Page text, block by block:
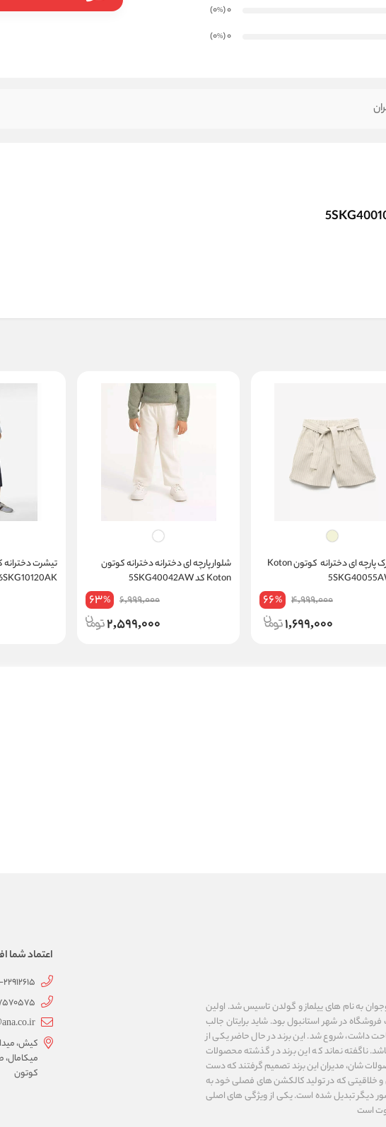
0
(0
%
)
0
(0
%
)
شلوارک پارچه ای دخترانه کوتون Koton
4,999,000
66%
1,699,000
شلوار پارچه ای دخترانه دخترانه کوتون
Koton کد 5SKG40042AW
6,999,000
63%
2,599,000
6SKG10120AK
با سرمایه گذاری دوجوان به نام های ییلماز و گولدن تاسیس شد. اولین
در شهر استانبول بود. شاید برایتان جالب
فروشگاه کوچک که تنها ۲۵ متر مربع مساحت داشت، شروع شد. این برند در حال حاضر یکی از
ناگفته نماند که این برند در گذشته محصولات
شان، مدیران این برند تصمیم گرفتند که دست
‌و خلاقیتی که در تولید کالکشن های فصلی خود به
به یکی از محبوب‌ترین برندهای وارداتی به ایران و ۳۴ کشور دیگر تبدیل شده‌ است. یکی از ویژگی های اصلی
است
اعتماد شما
22912615
کیش،
کوتون